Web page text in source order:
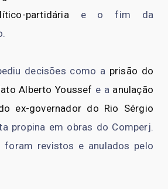
partidáriae o fim da
decisões como a prisão do
Alberto Youssef e a anulação
ex-governador do Rio Sérgio
propina em obras do Comperj.
revistos e anulados pelo